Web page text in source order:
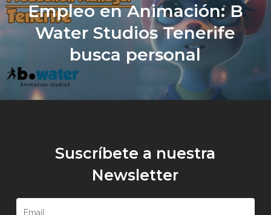
Empleo en Animación: B
Water Studios Tenerife
busca personal
Suscríbete a nuestra
Newsletter